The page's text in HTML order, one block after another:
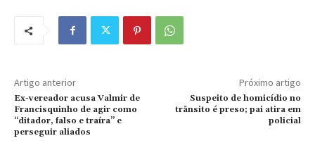
Artigo anterior
Ex-vereador acusa Valmir de
Francisquinho de agir como
“ditador, falso e traíra” e
perseguir aliados
Próximo artigo
Suspeito de homicídio no
trânsito é preso; pai atira em
policial